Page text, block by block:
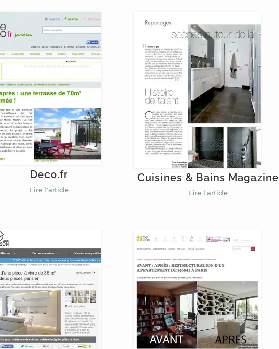
Deco.fr
Lire l'article
Cuisines & Bains Magazine
Lire l'article